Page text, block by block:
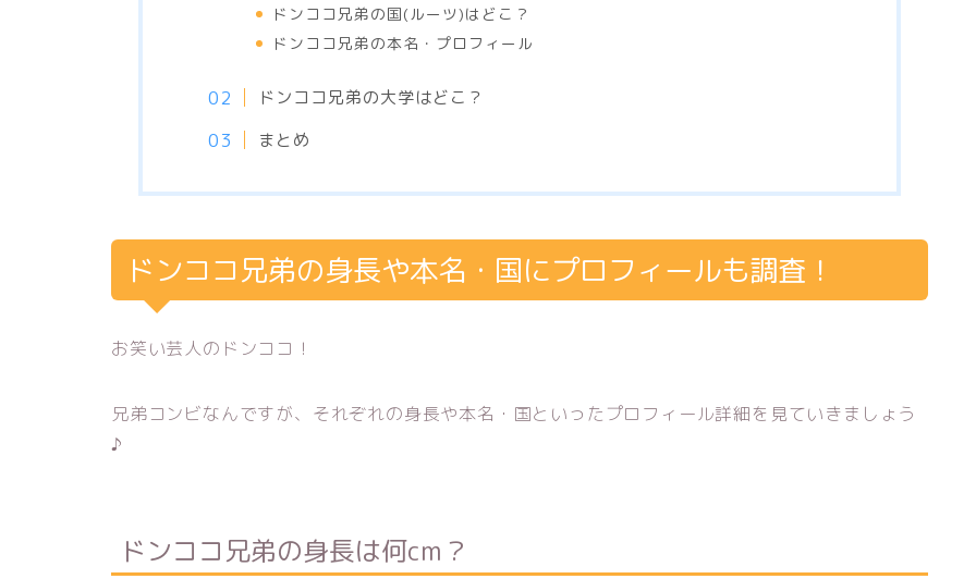
ドンココ兄弟の国(ルーツ)はどこ？
ドンココ兄弟の本名・プロフィール
ドンココ兄弟の大学はどこ？
まとめ
ドンココ兄弟の身長や本名・国にプロフィールも調査！
お笑い芸人のドンココ！
兄弟コンビなんですが、それぞれの身長や本名・国といったプロフィール詳細を見ていきましょう
♪
ドンココ兄弟の身長は何cm？